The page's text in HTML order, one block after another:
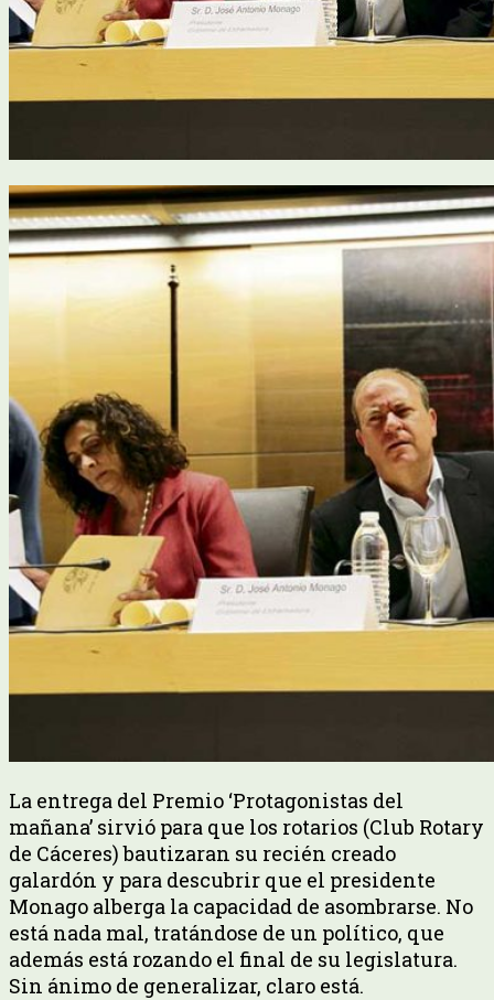
La entrega del Premio ‘Protagonistas del
mañana’ sirvió para que los rotarios (Club Rotary
de Cáceres) bautizaran su recién creado
galardón y para descubrir que el presidente
Monago alberga la capacidad de asombrarse. No
está nada mal, tratándose de un político, que
además está rozando el final de su legislatura.
Sin ánimo de generalizar, claro está.